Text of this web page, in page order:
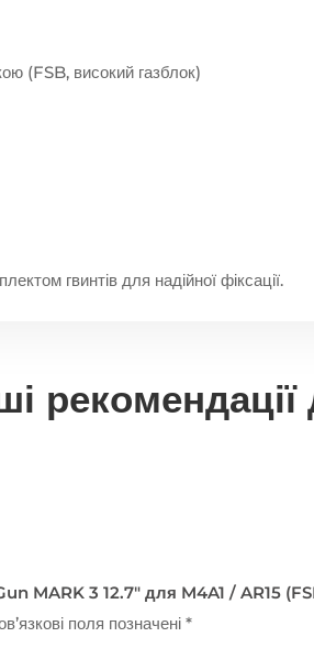
(FSB, високий газблок)
гвинтів для надійної фіксації.
MARK 3 12.7″ для M4A1 / AR15
поля позначені*